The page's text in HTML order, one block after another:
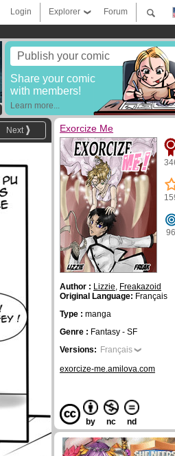
Forum
Explorer
Login
Publish your comic
Share your comic
with members!
Learn more...
Next Exorcize Me
96
Author : Lizzie, Freakazoid
Original Language: Français
Type : manga
Genre : Fantasy - SF
Versions: Français
exorcize-me.amilova.com
by nc nd